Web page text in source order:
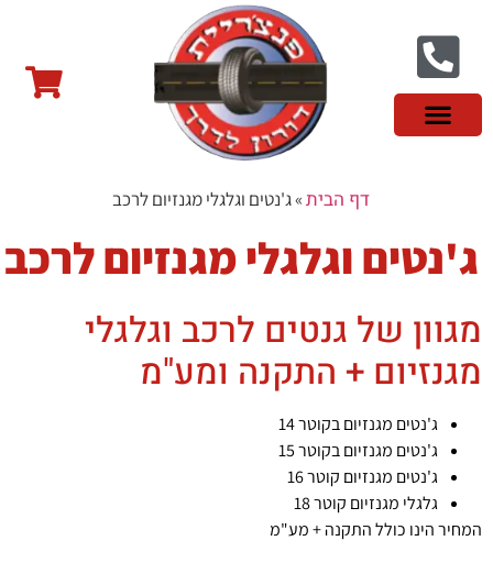
דף הבית»ג'נטים וגלגלי מגנזיום לרכב
ג'נטים וגלגלי מגנזיום לרכב
מגוון של גנטים לרכב וגלגלי
מגנזיום + התקנה ומע"מ
ג'נטים מגנזיום בקוטר 14
ג'נטים מגנזיום בקוטר 15
ג'נטים מגנזיום קוטר 16
גלגלי מגנזיום קוטר 18
המחיר הינו כולל התקנה + מע"מ